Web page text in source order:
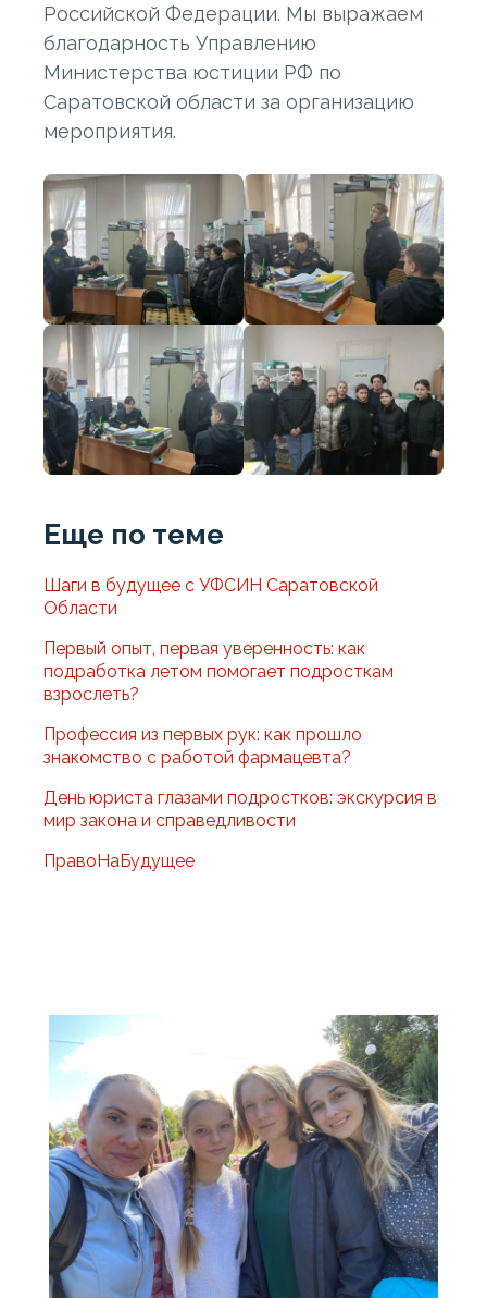
Российской Федерации. Мы выражаем
благодарность Управлению
Министерства юстиции РФ по
Саратовской области за организацию
мероприятия.
Еще по теме
Шаги в будущее с УФСИН Саратовской
Области
Первый опыт, первая уверенность: как
подработка летом помогает подросткам
взрослеть?
Профессия из первых рук: как прошло
знакомство с работой фармацевта?
День юриста глазами подростков: экскурсия в
мир закона и справедливости
ПравоНаБудущее